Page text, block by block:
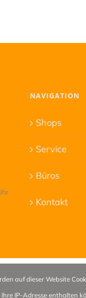
NAVIGATION
Shops
Service
Büros
Kontakt
Datenschutz | web-
auf dieser Website
IP-Adresse enthalten